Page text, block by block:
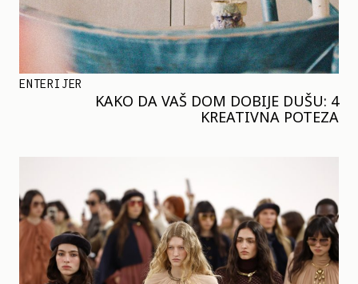
ENTERIJER
KAKO DA VAŠ DOM DOBIJE DUŠU: 4
KREATIVNA POTEZA